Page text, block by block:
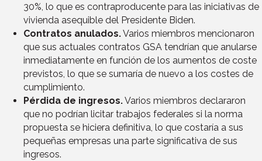
30%, lo que es contraproducente para las iniciativas de
vivienda asequible del Presidente Biden.
Contratos anulados.Varios miembros mencionaron
que sus actuales contratos GSA tendrían que anularse
inmediatamente en función de los aumentos de coste
previstos, lo que se sumaría de nuevo a los costes de
cumplimiento.
Pérdida de ingresos.Varios miembros declararon
que no podrían licitar trabajos federales si la norma
propuesta se hiciera definitiva, lo que costaría a sus
pequeñas empresas una parte significativa de sus
ingresos.